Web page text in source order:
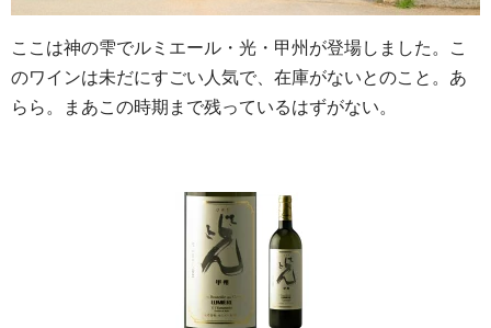
ここは神の雫でルミエール・光・甲州が登場しました。こ
のワインは未だにすごい人気で、在庫がないとのこと。あ
らら。まあこの時期まで残っているはずがない。